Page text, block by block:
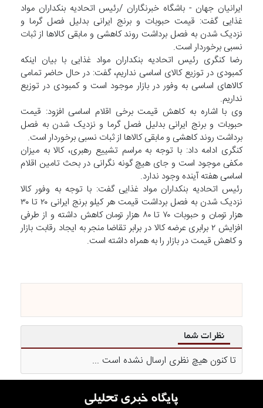
ایرانیان جهان - باشگاه خبرنگاران /رئیس اتحادیه بنکداران مواد
غذایی گفت: قیمت حبوبات و برنج ایرانی بدلیل فصل گرما و
نزدیک شدن به فصل برداشت روند کاهشی و مابقی کالاها از ثبات
نسبی برخوردار است.
رضا کنگری رئیس اتحادیه بنکداران مواد غذایی با بیان اینکه
کمبودی در توزیع کالای اساسی نداریم، گفت: در حال حاضر تمامی
کالاهای اساسی به وفور در بازار موجود است و کمبودی در توزیع
نداریم.
وی با اشاره به کاهش قیمت برخی اقلام اساسی افزود: قیمت
حبوبات و برنج ایرانی بدلیل فصل گرما و نزدیک شدن به فصل
برداشت روند کاهشی و مابقی کالاها از ثبات نسبی برخوردار است.
کنگری ادامه داد: با توجه به مراسم تشییع رهبری، کالا به میزان
مکفی موجود است و جای هیچ گونه نگرانی در بحث تامین اقلام
اساسی هفته آینده وجود ندارد.
رئیس اتحادیه بنکداران مواد غذایی گفت: با توجه به وفور کالا
نزدیک شدن به فصل برداشت قیمت هر کیلو برنج ایرانی ۲۰ تا ۳۰
هزار تومان و حبوبات ۷۰ تا ۸۰ هزار تومان کاهش داشته و از طرفی
افزایش ۲ برابری عرضه کالا در برابر تقاضا منجر به ایجاد رقابت بازار
و کاهش قیمت در بازار را به همراه داشته است.
نظرات شما
تا کنون هیچ نظری ارسال نشده است ...